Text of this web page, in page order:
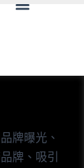
Menu
牌曝光、
牌、吸引